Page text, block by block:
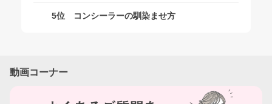
5位 コンシーラーの馴染ませ方
動画コーナー